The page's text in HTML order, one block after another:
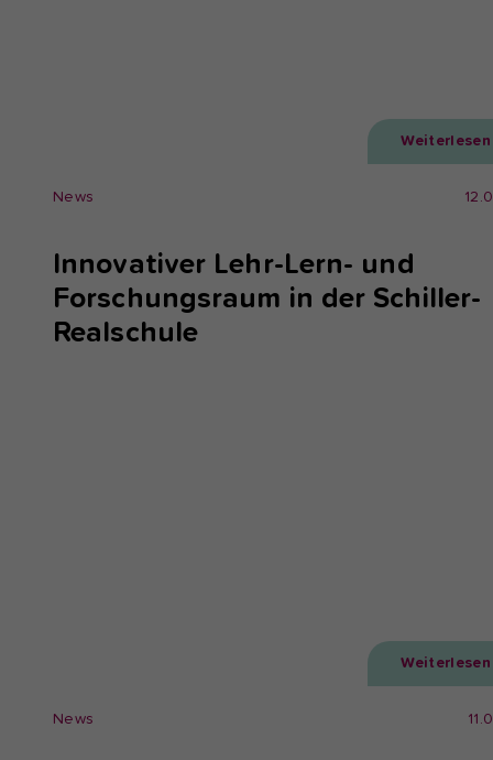
Weiterlesen
News
Innovativer Lehr-Lern- und
Forschungsraum in der Schiller-
Realschule
Weiterlesen
News